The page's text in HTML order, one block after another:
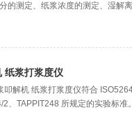
的测定、纸浆浓度的测定、湿解
纸浆打浆度仪
叩解机 纸浆打浆度仪符合
、TAPPIT248 所规定的实验标准